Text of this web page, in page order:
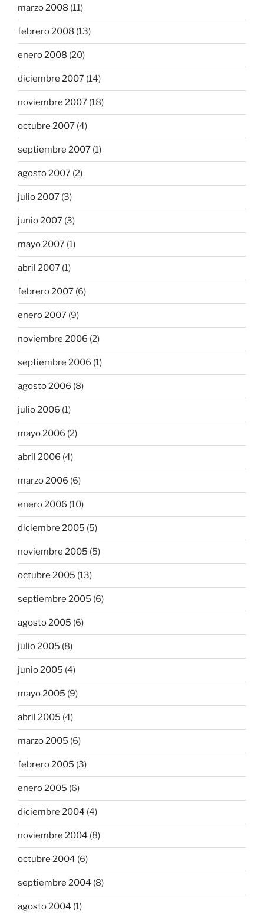
marzo 2008 (11)
febrero 2008 (13)
enero 2008 (20)
diciembre 2007 (14)
noviembre 2007 (18)
octubre 2007 (4)
septiembre 2007 (1)
agosto 2007 (2)
julio 2007 (3)
junio 2007 (3)
mayo 2007 (1)
abril 2007 (1)
febrero 2007 (6)
enero 2007 (9)
noviembre 2006 (2)
septiembre 2006 (1)
agosto 2006 (8)
julio 2006 (1)
mayo 2006 (2)
abril 2006 (4)
marzo 2006 (6)
enero 2006 (10)
diciembre 2005 (5)
noviembre 2005 (5)
octubre 2005 (13)
septiembre 2005 (6)
agosto 2005 (6)
julio 2005 (8)
junio 2005 (4)
mayo 2005 (9)
abril 2005 (4)
marzo 2005 (6)
febrero 2005 (3)
enero 2005 (6)
diciembre 2004 (4)
noviembre 2004 (8)
octubre 2004 (6)
septiembre 2004 (8)
agosto 2004 (1)